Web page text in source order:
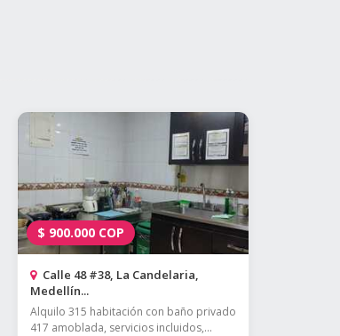
$ 900.000 COP
Calle 48 #38, La Candelaria,
Medellín...
Alquilo 315 habitación con baño privado
417 amoblada, servicios incluidos,...